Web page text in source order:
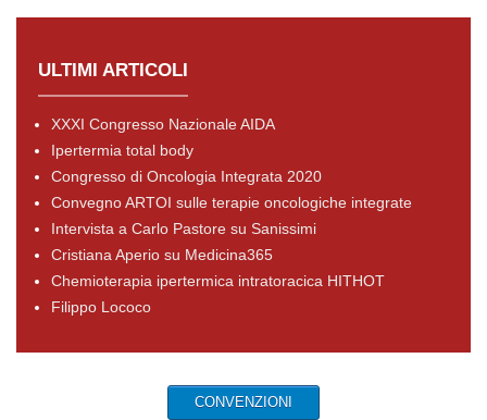
ULTIMI ARTICOLI
XXXI Congresso Nazionale AIDA
Ipertermia total body
Congresso di Oncologia Integrata 2020
Convegno ARTOI sulle terapie oncologiche integrate
Intervista a Carlo Pastore su Sanissimi
Cristiana Aperio su Medicina365
Chemioterapia ipertermica intratoracica HITHOT
Filippo Lococo
CONVENZIONI